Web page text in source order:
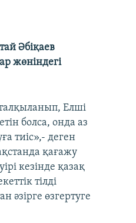
Әбіқаев
жөніндегі
талқыланып, Елші
болса, онда аз
тиіс»,- деген
қағажу
кезінде қазақ
тілді
әзірге өзгертуге